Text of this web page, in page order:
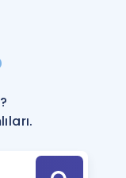
Hesaplama Aracı
için Öneriler
Tek Takvimde
Hoca ile seni sınava